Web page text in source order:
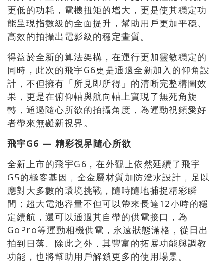
更低的功耗，電機扭矩的增大，更是使其穩定功
能呈現指數級的全面提升，幫助用戶更加平穩、
高效的拍攝出電影級的穩定畫質。
得益於全新的算法架構，在運行更加靈敏穩定的
同時，此次的飛宇G6更是通過全新加入的仰角設
計，不但擁有「所見即所得」的清晰完整構圖效
果，更是在俯仰軸與航向軸上實現了無死角旋
轉，通過隨心所欲的拍攝角度，為運動視頻愛好
者帶來無礙新視界。
飛宇G6 —精彩視界隨心所欲
全新上市的飛宇G6，在外觀上依然延續了飛宇
G5的極客基因，全金屬材質加防潑水設計，足以
應對大多數的環境挑戰，隨時隨地捕捉精彩瞬
間；超大電池容量不但可以帶來長達12小時的穩
定續航，還可以通過其自帶的供電接口，為
GoPro等運動相機供電，永遠狀態滿格，從日出
拍到日落。除此之外，其豐富的拓展功能與調教
功能，也將幫助用戶解鎖更多的使用場景。